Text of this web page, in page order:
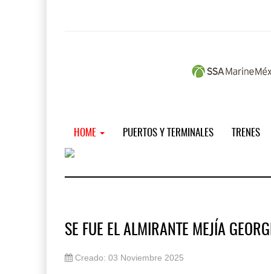
HOME PUERTOS Y TERMINALES TRENES
SE FUE EL ALMIRANTE MEJÍA
Creado: 03 Noviembre 2025